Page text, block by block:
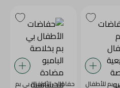
بم للأطفال حفاضات الأطفال بي بم